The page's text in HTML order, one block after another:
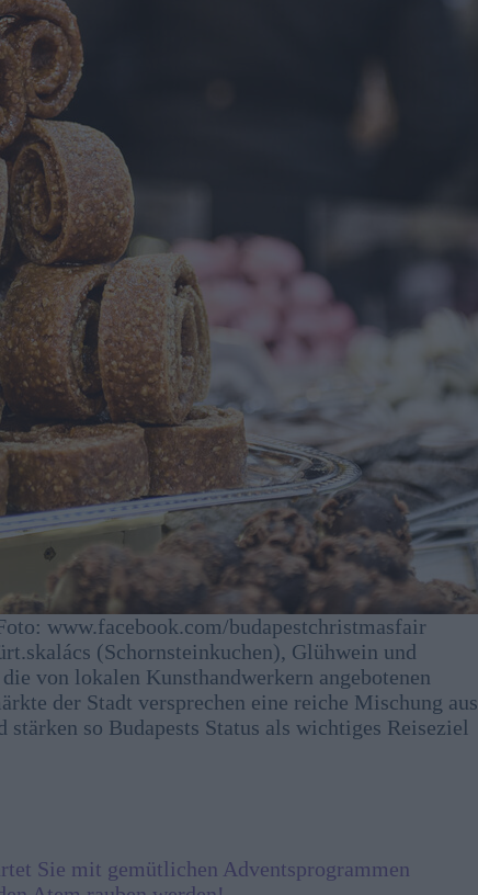
www.facebook.com/budapestchristmasfair
(Schornsteinkuchen), Glühwein und
von lokalen Kunsthandwerkern angebotenen
der Stadt versprechen eine reiche Mischung aus
so Budapests Status als wichtiges Reiseziel
Sie mit gemütlichen Adventsprogrammen